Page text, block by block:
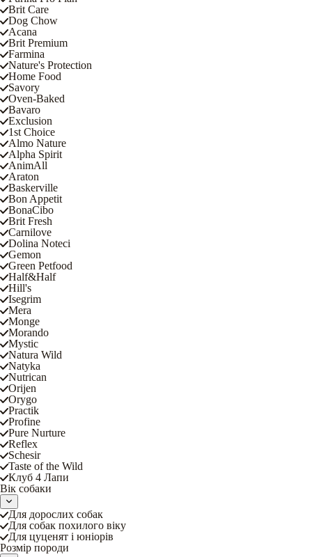
Brit Care
Dog Chow
Acana
Brit Premium
Farmina
Nature's Protection
Home Food
Savory
Oven-Baked
Bavaro
Exclusion
1st Choice
Almo Nature
Alpha Spirit
AnimAll
Araton
Baskerville
Bon Appetit
BonaCibo
Brit Fresh
Carnilove
Dolina Noteci
Gemon
Green Petfood
Half&Half
Hill's
Isegrim
Mera
Monge
Morando
Mystic
Natura Wild
Natyka
Nutrican
Orijen
Orygo
Practik
Profine
Pure Nurture
Reflex
Schesir
Taste of the Wild
Клуб 4 Лапи
Вік собаки
Для дорослих собак
Для собак похилого віку
Для цуценят і юніорів
Розмір породи